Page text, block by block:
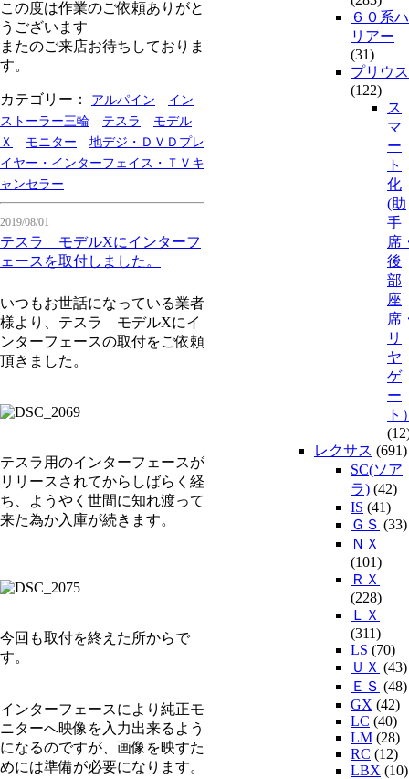
この度は作業のご依頼ありがと
うございます
またのご来店お待ちしておりま
す。
カテゴリー： アルパイン
イン
ストーラー三輪
テスラ
モデル
Ｘ
モニター
地デジ・ＤＶＤプレ
イヤー・インターフェイス・ＴＶキ
ャンセラー
2019/08/01
テスラ モデルXにインターフ
ェースを取付しました。
いつもお世話になっている業者
様より、テスラ モデルXにイ
ンターフェースの取付をご依頼
頂きました。
テスラ用のインターフェースが
リリースされてからしばらく経
ち、ようやく世間に知れ渡って
来た為か入庫が続きます。
今回も取付を終えた所からで
す。
インターフェースにより純正モ
ニターへ映像を入力出来るよう
になるのですが、画像を映すた
めには準備が必要になります。
６０系ハ
リアー
(31)
プリウス
(122)
ス
マ
ー
ト
化
(助
手
席
後
部
座
席
リ
ヤ
ゲ
ー
ト
レクサス (691)
SC(ソア
ラ) (42)
IS (41)
ＧＳ (33)
ＮＸ
(101)
ＲＸ
(228)
ＬＸ
(311)
LS (70)
ＵＸ (43)
ＥＳ (48)
GX (42)
LC (40)
LM (28)
RC (12)
LBX (10)